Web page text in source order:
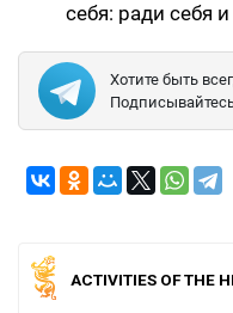
себя: ради себя
Хотите быть
ACTIVITIES OF THE